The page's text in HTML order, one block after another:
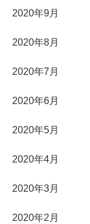
2020年9月
2020年8月
2020年7月
2020年6月
2020年5月
2020年4月
2020年3月
2020年2月